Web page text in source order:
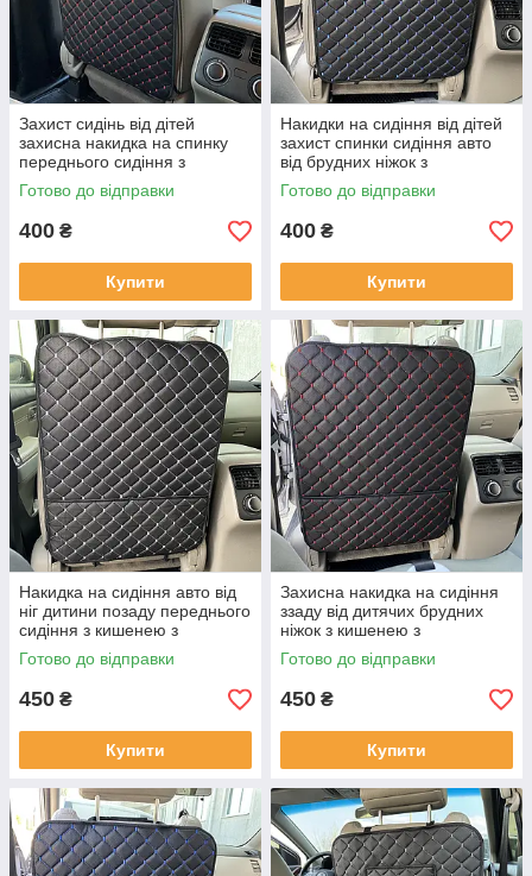
Захист сидінь від дітей
захисна накидка на спинку
переднього сидіння з
перфорованої Екошкіри
Чорна
Готово до відправки
400 ₴
Купити
Накидки на сидіння від дітей
захист спинки сидіння авто
від брудних ніжок з
перфорованої Екошкіри
Чорна
Готово до відправки
400 ₴
Купити
Накидка на сидіння авто від
ніг дитини позаду переднього
сидіння з кишенею з
перфорованої екошкіри
Чорна
Готово до відправки
450 ₴
Купити
Захисна накидка на сидіння
ззаду від дитячих брудних
ніжок з кишенею з
перфорованої екошкіри
Чорна
Готово до відправки
450 ₴
Купити